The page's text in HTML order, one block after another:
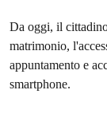
Da oggi, il
matrimonio,
appuntamento e
smartphone.